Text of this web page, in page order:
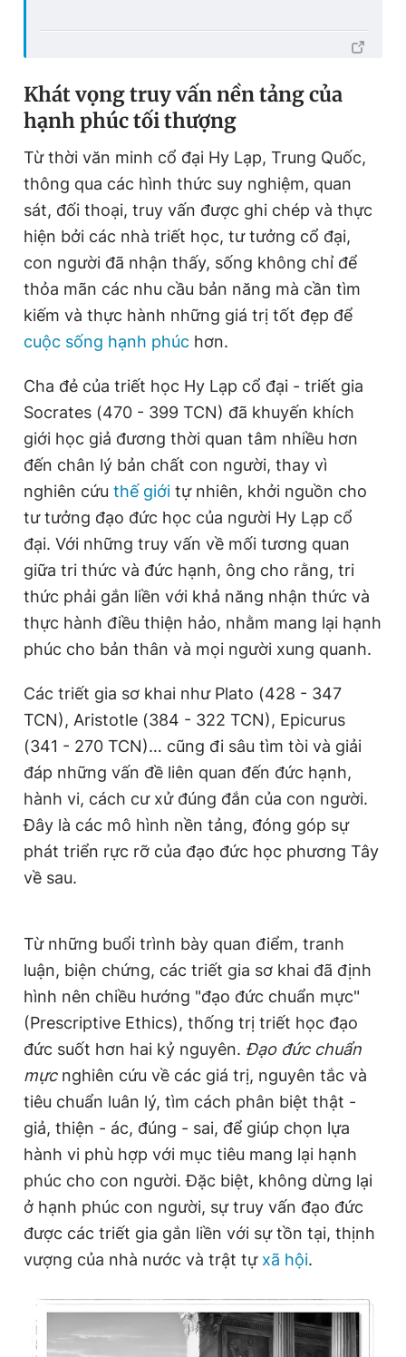
Khát vọng truy vấn nền tảng của
hạnh phúc tối thượng
Từ thời văn minh cổ đại Hy Lạp, Trung Quốc,
thông qua các hình thức suy nghiệm, quan
sát, đối thoại, truy vấn được ghi chép và thực
hiện bởi các nhà triết học, tư tưởng cổ đại,
con người đã nhận thấy, sống không chỉ để
thỏa mãn các nhu cầu bản năng mà cần tìm
kiếm và thực hành những giá trị tốt đẹp để
cuộc sống hạnh phúc hơn.
Cha đẻ của triết học Hy Lạp cổ đại - triết gia
Socrates (470 - 399 TCN) đã khuyến khích
giới học giả đương thời quan tâm nhiều hơn
đến chân lý bản chất con người, thay vì
nghiên cứu thế giới tự nhiên, khởi nguồn cho
tư tưởng đạo đức học của người Hy Lạp cổ
đại. Với những truy vấn về mối tương quan
giữa tri thức và đức hạnh, ông cho rằng, tri
thức phải gắn liền với khả năng nhận thức và
thực hành điều thiện hảo, nhằm mang lại hạnh
phúc cho bản thân và mọi người xung quanh.
Các triết gia sơ khai như Plato (428 - 347
TCN), Aristotle (384 - 322 TCN), Epicurus
(341 - 270 TCN)… cũng đi sâu tìm tòi và giải
đáp những vấn đề liên quan đến đức hạnh,
hành vi, cách cư xử đúng đắn của con người.
Đây là các mô hình nền tảng, đóng góp sự
phát triển rực rỡ của đạo đức học phương Tây
về sau.
Từ những buổi trình bày quan điểm, tranh
luận, biện chứng, các triết gia sơ khai đã định
hình nên chiều hướng "đạo đức chuẩn mực"
(Prescriptive Ethics), thống trị triết học đạo
đức suốt hơn hai kỷ nguyên. Đạo đức chuẩn
mựcnghiên cứu về các giá trị, nguyên tắc và
tiêu chuẩn luân lý, tìm cách phân biệt thật -
giả, thiện - ác, đúng - sai, để giúp chọn lựa
hành vi phù hợp với mục tiêu mang lại hạnh
phúc cho con người. Đặc biệt, không dừng lại
ở hạnh phúc con người, sự truy vấn đạo đức
được các triết gia gắn liền với sự tồn tại, thịnh
vượng của nhà nước và trật tự xã hội.